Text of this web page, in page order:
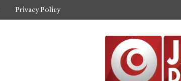
Privacy Policy